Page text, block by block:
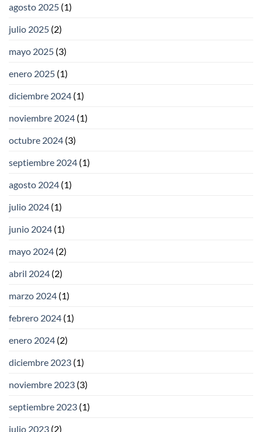
agosto 2025 (1)
julio 2025 (2)
mayo 2025 (3)
enero 2025 (1)
diciembre 2024 (1)
noviembre 2024 (1)
octubre 2024 (3)
septiembre 2024 (1)
agosto 2024 (1)
julio 2024 (1)
junio 2024 (1)
mayo 2024 (2)
abril 2024 (2)
marzo 2024 (1)
febrero 2024 (1)
enero 2024 (2)
diciembre 2023 (1)
noviembre 2023 (3)
septiembre 2023 (1)
julio 2023 (2)